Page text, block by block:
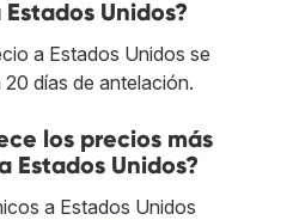
Unidos?
a Estados Unidos se
días de antelación.
los precios más
Estados Unidos?
a Estados Unidos